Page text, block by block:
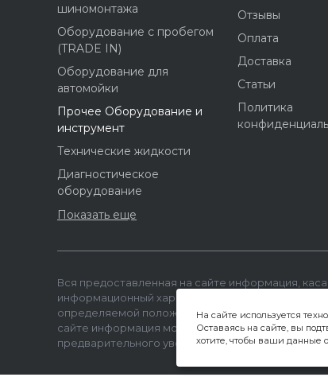
шиномонтажа
Оборудование с пробегом
(TRADE IN)
Оборудование для
автомойки
Прочее Оборудование и
инструмент
Технические жидкости
Диагностическое
оборудование
Показать еще
Отзывы
Оплата
Доставка
Статьи
Политика
Вся предоставленная на сайте информация,
информационный характер и не является
определяемой положениями ст 437 (2) ГК РФ.
сайте информация может быть изменена в
предварительного уведомления.
На сайте используется
Оставаясь на сайте, вы
хотите, чтобы ваши данные